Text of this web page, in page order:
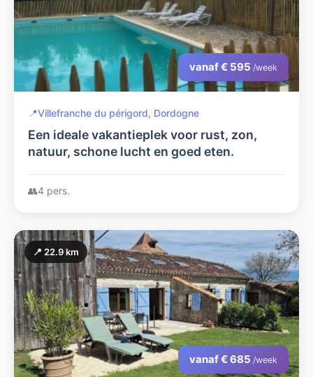
vanaf € 595 /week
📍Villefranche du périgord, Dordogne
Een ideale vakantieplek voor rust, zon,
natuur, schone lucht en goed eten.
👥4 pers.
📍 22.9 km
vanaf € 685 /week